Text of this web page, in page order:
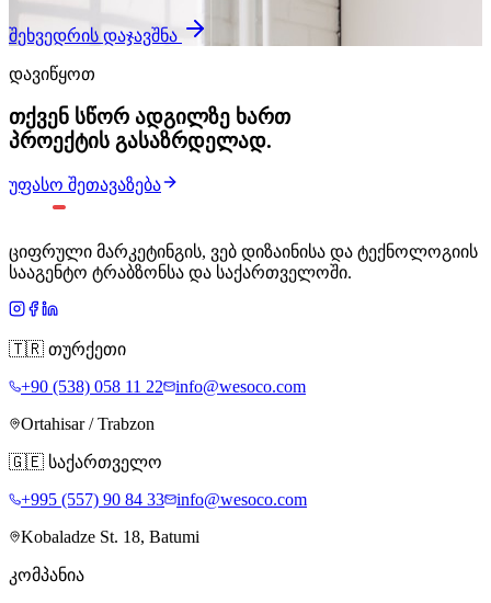
შეხვედრის დაჯავშნა
დავიწყოთ
თქვენ სწორ ადგილზე ხართ
პროექტის გასაზრდელად.
უფასო შეთავაზება
ციფრული მარკეტინგის, ვებ დიზაინისა და ტექნოლოგიის
სააგენტო ტრაბზონსა და საქართველოში.
🇹🇷 თურქეთი
+90 (538) 058 11 22
info@wesoco.com
Ortahisar / Trabzon
🇬🇪 საქართველო
+995 (557) 90 84 33
info@wesoco.com
Kobaladze St. 18, Batumi
კომპანია